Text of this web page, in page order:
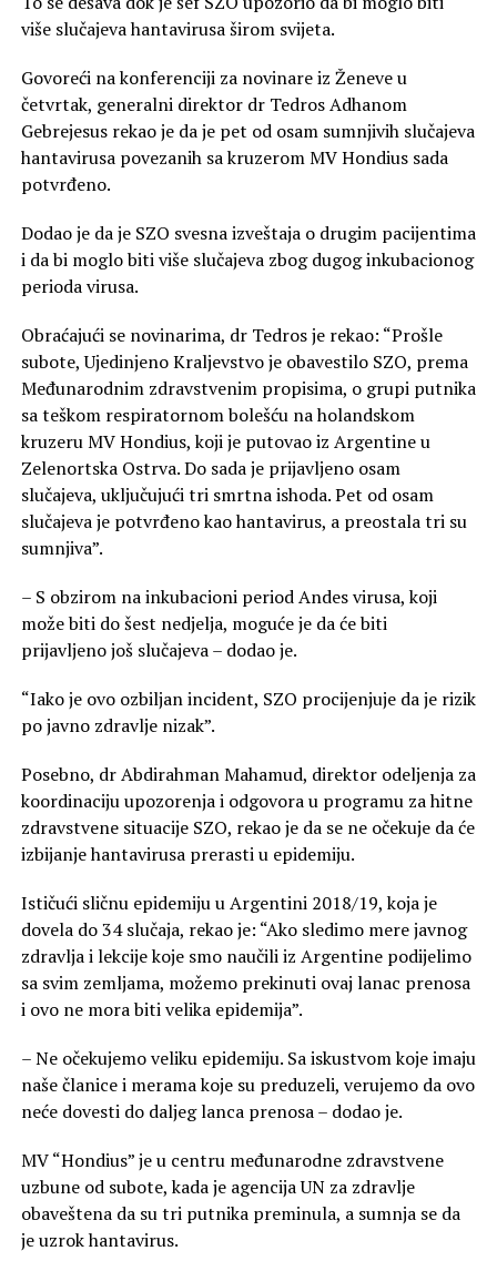
više slučajeva hantavirusa širom svijeta.
Govoreći na konferenciji za novinare iz Ženeve u
četvrtak, generalni direktor dr Tedros Adhanom
Gebrejesus rekao je da je pet od osam sumnjivih slučajeva
hantavirusa povezanih sa kruzerom MV Hondius sada
potvrđeno.
Dodao je da je SZO svesna izveštaja o drugim pacijentima
i da bi moglo biti više slučajeva zbog dugog inkubacionog
perioda virusa.
Obraćajući se novinarima, dr Tedros je rekao: “Prošle
subote, Ujedinjeno Kraljevstvo je obavestilo SZO, prema
Međunarodnim zdravstvenim propisima, o grupi putnika
sa teškom respiratornom bolešću na holandskom
kruzeru MV Hondius, koji je putovao iz Argentine u
Zelenortska Ostrva. Do sada je prijavljeno osam
slučajeva, uključujući tri smrtna ishoda. Pet od osam
slučajeva je potvrđeno kao hantavirus, a preostala tri su
sumnjiva”.
– S obzirom na inkubacioni period Andes virusa, koji
može biti do šest nedjelja, moguće je da će biti
prijavljeno još slučajeva – dodao je.
“Iako je ovo ozbiljan incident, SZO procijenjuje da je rizik
po javno zdravlje nizak”.
Posebno, dr Abdirahman Mahamud, direktor odeljenja za
koordinaciju upozorenja i odgovora u programu za hitne
zdravstvene situacije SZO, rekao je da se ne očekuje da će
izbijanje hantavirusa prerasti u epidemiju.
Ističući sličnu epidemiju u Argentini 2018/19, koja je
dovela do 34 slučaja, rekao je: “Ako sledimo mere javnog
zdravlja i lekcije koje smo naučili iz Argentine podijelimo
sa svim zemljama, možemo prekinuti ovaj lanac prenosa
i ovo ne mora biti velika epidemija”.
– Ne očekujemo veliku epidemiju. Sa iskustvom koje imaju
naše članice i merama koje su preduzeli, verujemo da ovo
neće dovesti do daljeg lanca prenosa – dodao je.
MV “Hondius” je u centru međunarodne zdravstvene
uzbune od subote, kada je agencija UN za zdravlje
obaveštena da su tri putnika preminula, a sumnja se da
je uzrok hantavirus.